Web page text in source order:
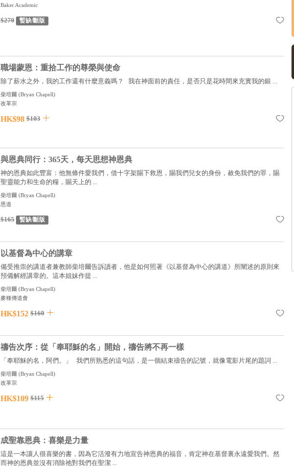
Baker Academic
$270 暫缺/斷版
職場蒙恩：重拾工作的尊榮與使命
除了薪水之外，我的工作還有什麼意義嗎？ 我在神面前的責任，是否只是花時間來充實我的銀 ...
柴培爾 (Bryan Chapell)
改革宗
HK$98 $103
與恩典同行：365天，每天思想神恩典
神的恩典如此豐富：他無條件愛我們，借十字架賜下救恩，賜我們兒女的身份，赦免我們的罪，賜
聖靈能力和生命的糧，賜天上的 ...
柴培爾 (Bryan Chapell)
恩道
$165 暫缺/斷版
以基督為中心的講章
備受推崇的講道者兼教師柴培爾告訴讀者，他是如何照著《以基督為中心的講道》所闡述的原則來
預備解經講章的。這本姐妹作提 ...
柴培爾 (Bryan Chapell)
麥種傳道會
HK$152 $160
禱告次序：從「奉耶穌的名」開始，禱告將不再一樣
「奉耶穌的名，阿們。」 我們所熟悉的這句話，是一個結束禱告的記號，就像電影片尾的題詞 ...
柴培爾 (Bryan Chapell)
改革宗
HK$109 $115
成聖靠恩典：喜樂是力量
這是一本讓人很喜樂的書，因為它活潑有力地宣告神恩典的福音，肯定神在基督裏永遠愛我們。然
而神的恩典並沒有消除祂對我們在聖潔 ...